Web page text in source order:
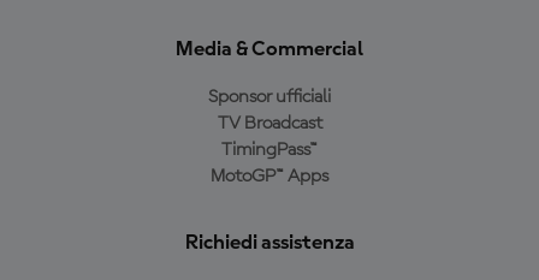
Media & Commercial
Sponsor ufficiali
TV Broadcast
TimingPass™
MotoGP™ Apps
Richiedi assistenza